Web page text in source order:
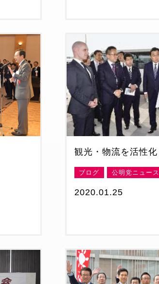
観光・物流を活性化
ブログ 公明党ニュース
2020.01.25